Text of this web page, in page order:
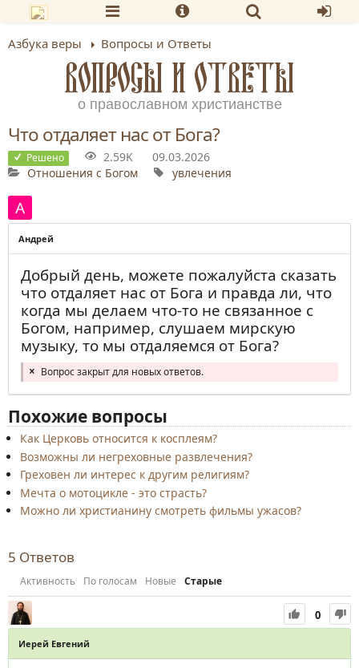
Азбука веры Вопросы и Ответы
ВОПРОСЫ И ОТВЕТЫ
о православном христианстве
Что отдаляет нас от Бога?
Решено 2.59K
09.03.2026
Отношения с Богом
увлечения
Андрей
Добрый день, можете пожалуйста сказать
что отдаляет нас от Бога и правда ли, что
когда мы делаем что-то не связанное с
Богом, например, слушаем мирскую
музыку, то мы отдаляемся от Бога?
Вопрос закрыт для новых ответов.
Похожие вопросы
Как Церковь относится к косплеям?
Возможны ли негреховные развлечения?
Греховен ли интерес к другим религиям?
Мечта о мотоцикле - это страсть?
Можно ли христианину смотреть фильмы ужасов?
5 Ответов
Активность По голосам Новые Старые
0
Иерей Евгений